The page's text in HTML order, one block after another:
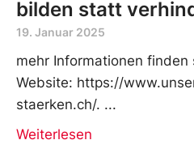
bilden statt
19. Januar 2025
mehr Informationen
Website: https://
staerken.ch/.
Weiterlesen